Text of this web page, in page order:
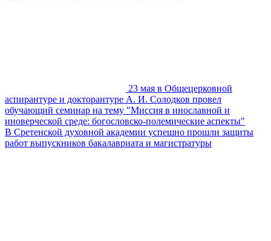
23 мая в Общецерковной
аспирантуре и докторантуре А. И. Солодков провел
обучающий семинар на тему "Миссия в инославной и
иноверческой среде: богословско-полемические аспекты"
В Сретенской духовной академии успешно прошли защиты
работ выпускников бакалавриата и магистратуры